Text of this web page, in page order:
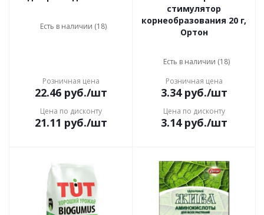
Есть в наличии (18)
Розничная цена
22.46руб./шт
Цена по дисконту
21.11 руб./шт
стимулятор
корнеобразования 20 г,
Ортон
Есть в наличии (18)
Розничная цена
3.34руб./шт
Цена по дисконту
3.14руб./шт